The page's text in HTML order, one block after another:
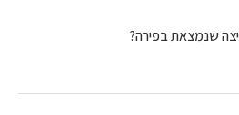
שנמצאת בפירה?